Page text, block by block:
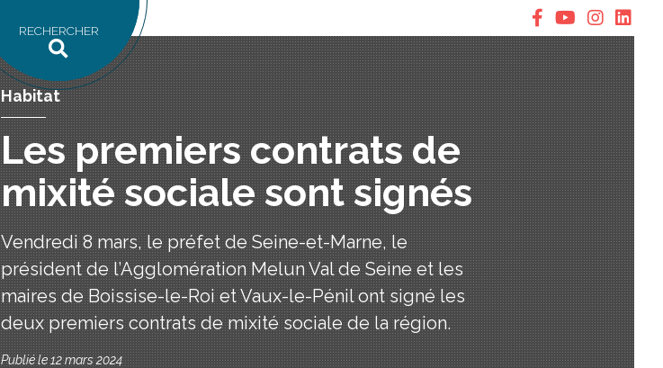
RECHERCHER
Habitat
Les premiers contrats de
mixité sociale sont signés
Vendredi 8 mars, le préfet de Seine-et-Marne, le
président de l’Agglomération Melun Val de Seine et les
maires de Boissise-le-Roi et Vaux-le-Pénil ont signé les
deux premiers contrats de mixité sociale de la région.
Publié le 12 mars 2024